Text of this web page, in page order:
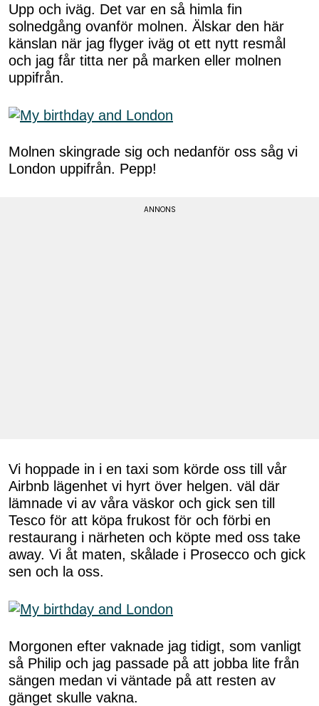
Upp och iväg. Det var en så himla fin
solnedgång ovanför molnen. Älskar den här
känslan när jag flyger iväg ot ett nytt resmål
och jag får titta ner på marken eller molnen
uppifrån.
Molnen skingrade sig och nedanför oss såg vi
London uppifrån. Pepp!
Vi hoppade in i en taxi som körde oss till vår
Airbnb lägenhet vi hyrt över helgen. väl där
lämnade vi av våra väskor och gick sen till
Tesco för att köpa frukost för och förbi en
restaurang i närheten och köpte med oss take
away. Vi åt maten, skålade i Prosecco och gick
sen och la oss.
Morgonen efter vaknade jag tidigt, som vanligt
så Philip och jag passade på att jobba lite från
sängen medan vi väntade på att resten av
gänget skulle vakna.